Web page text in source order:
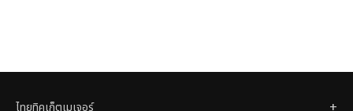
ไทยทิคเก็ตเมเจอร์